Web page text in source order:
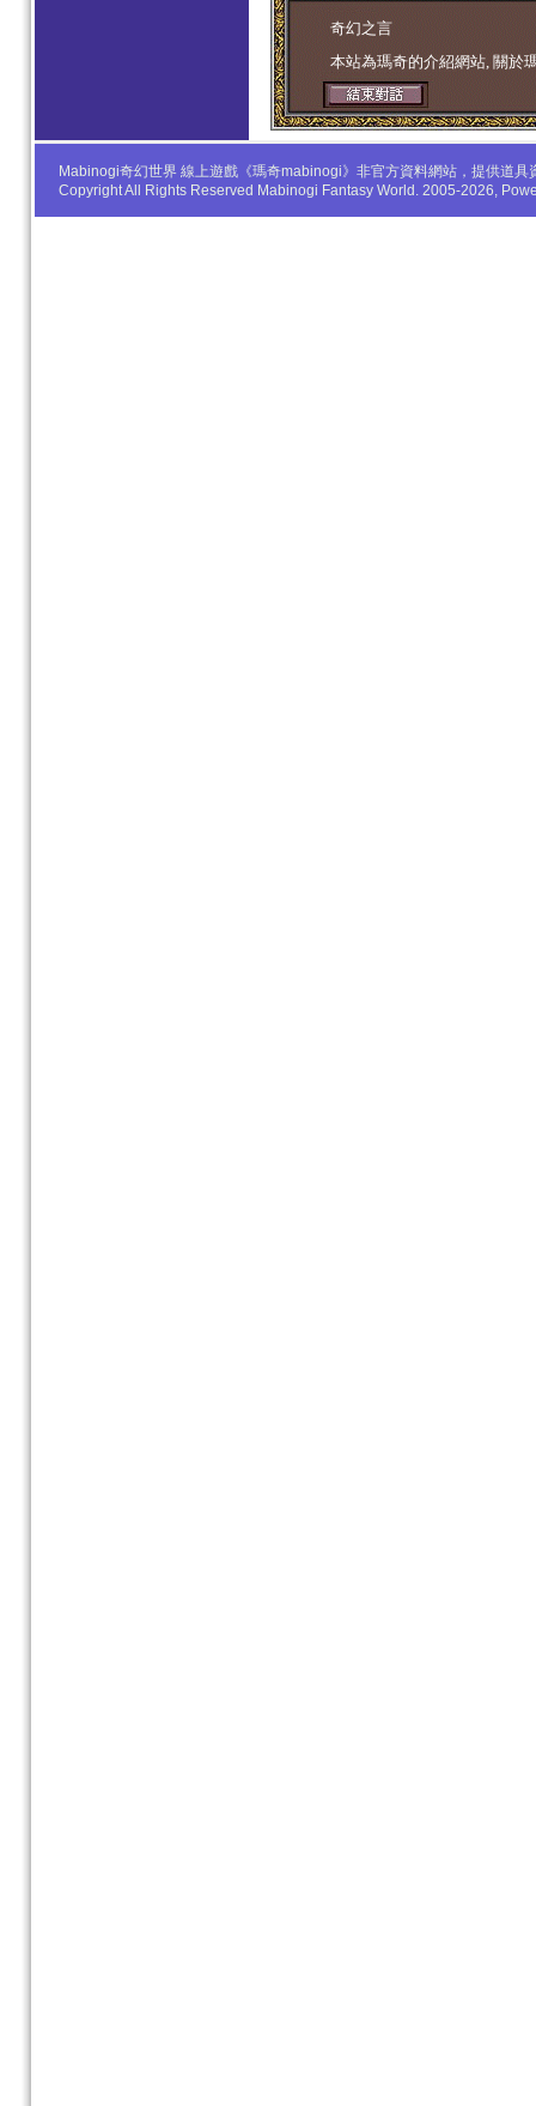
学生妹 奇幻之言
本站為瑪奇的介紹網站, 關於
Mabinogi奇幻世界 線上遊戲《瑪奇mabinogi》非官方資料網站，提供道
Copyright All Rights Reserved Mabinogi Fantasy World. 2005-2026,